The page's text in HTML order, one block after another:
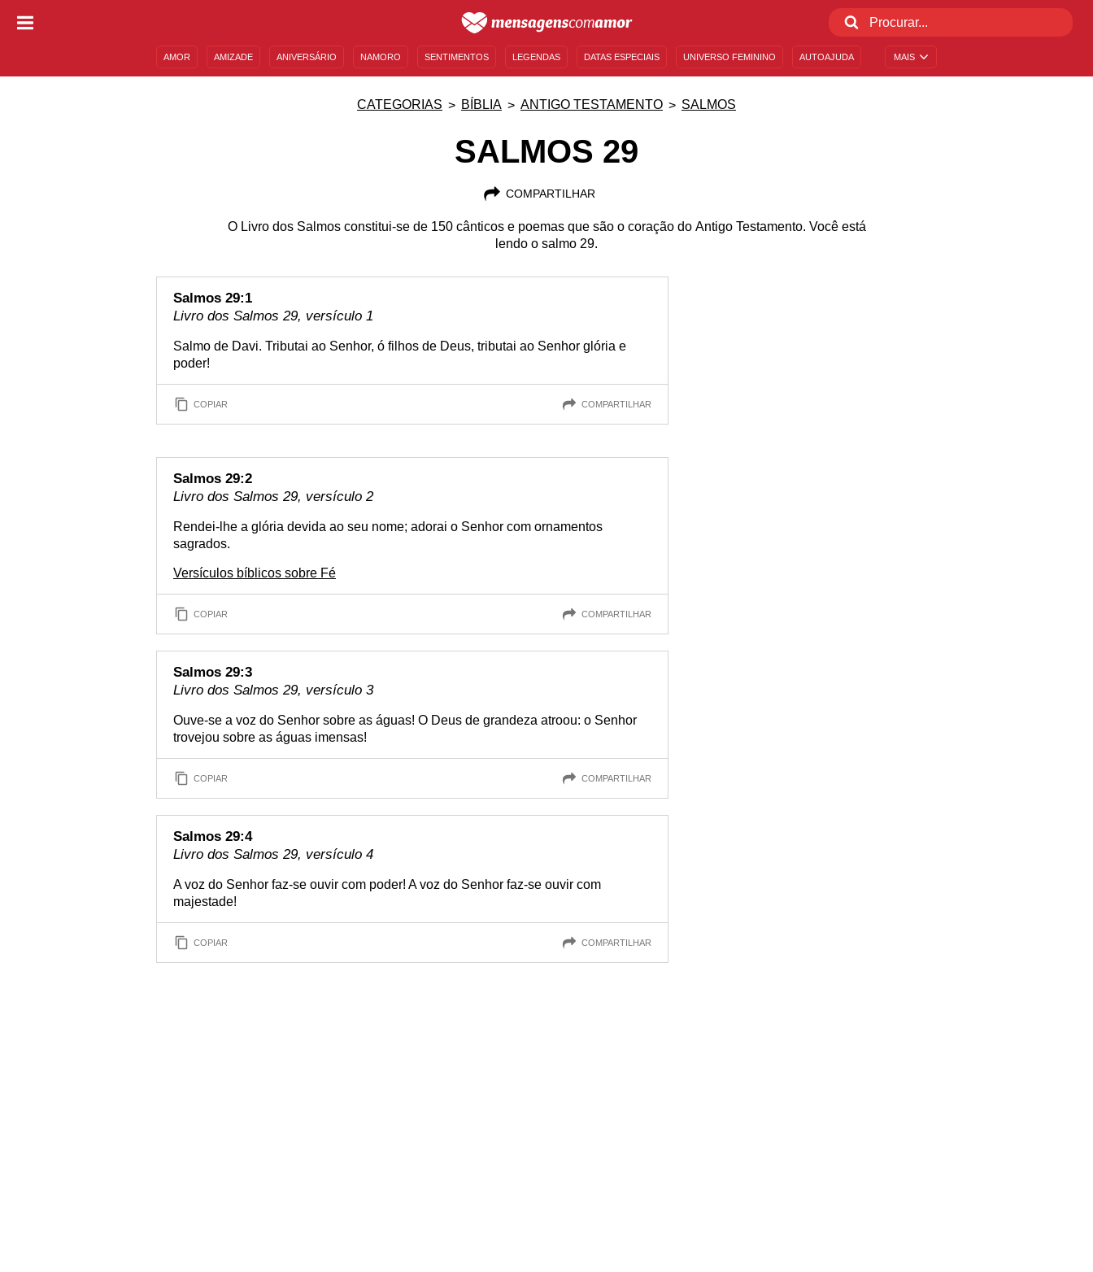
MAIS
AMOR AMIZADE ANIVERSÁRIO NAMORO SENTIMENTOS LEGENDAS DATAS ESPECIAIS UNIVERSO FEMININO AUTOAJUDA
CATEGORIAS BÍBLIA ANTIGO TESTAMENTO SALMOS
SALMOS 29
COMPARTILHAR
O Livro dos Salmos constitui-se de 150 cânticos e poemas que são o coração do Antigo Testamento. Você está
lendo o salmo 29.
Salmos 29:1
Livro dos Salmos 29, versículo 1
Salmo de Davi. Tributai ao Senhor, ó filhos de Deus, tributai ao Senhor glória e
poder!
COPIAR COMPARTILHAR
Salmos 29:2
Livro dos Salmos 29, versículo 2
Rendei-lhe a glória devida ao seu nome; adorai o Senhor com ornamentos
sagrados.
Versículos bíblicos sobre Fé
COPIAR COMPARTILHAR
Salmos 29:3
Livro dos Salmos 29, versículo 3
Ouve-se a voz do Senhor sobre as águas! O Deus de grandeza atroou: o Senhor
trovejou sobre as águas imensas!
COPIAR COMPARTILHAR
Salmos 29:4
Livro dos Salmos 29, versículo 4
A voz do Senhor faz-se ouvir com poder! A voz do Senhor faz-se ouvir com
majestade!
COPIAR COMPARTILHAR